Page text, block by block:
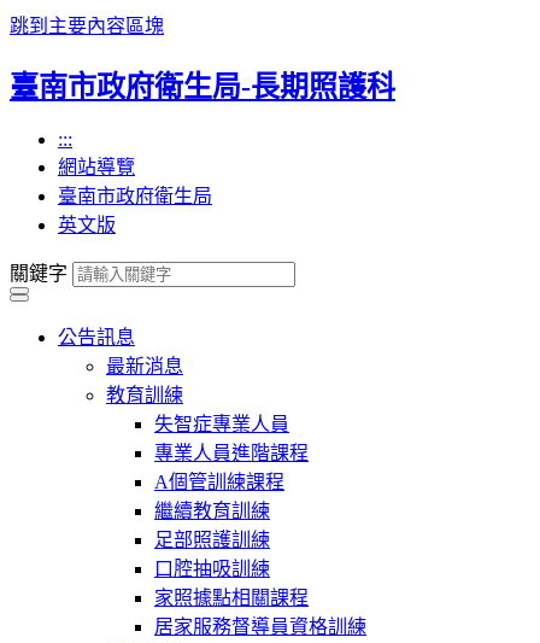
跳到主要內容區塊
臺南市政府衛生局-長期照護科
:::
網站導覽
臺南市政府衛生局
英文版
關鍵字
公告訊息
最新消息
教育訓練
失智症專業人員
專業人員進階課程
A個管訓練課程
繼續教育訓練
足部照護訓練
口腔抽吸訓練
家照據點相關課程
居家服務督導員資格訓練